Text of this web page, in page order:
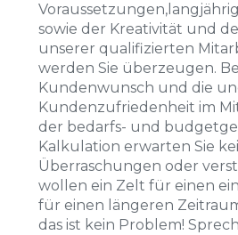
sowie der Kreativität und
unserer qualifizierten
werden Sie überzeugen.
Kundenwunsch und die
Kundenzufriedenheit im
der bedarfs- und
Kalkulation erwarten Sie
Überraschungen oder
wollen ein Zelt für einen
für einen längeren
das ist kein Problem!